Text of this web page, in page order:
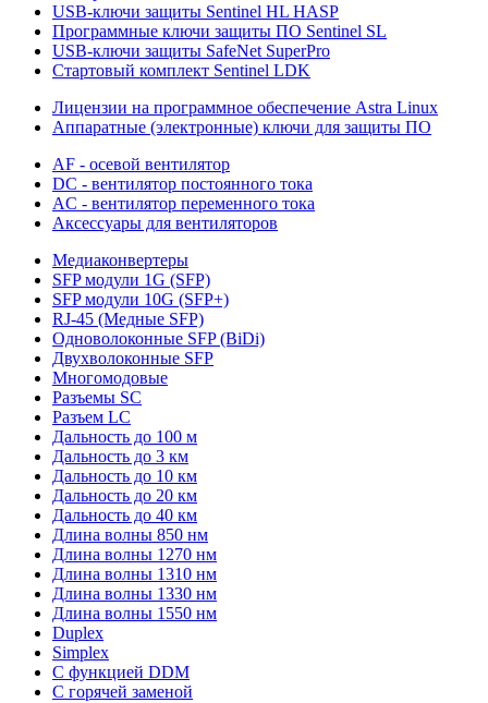
USB-ключи защиты Sentinel HL HASP
Программные ключи защиты ПО Sentinel SL
USB-ключи защиты SafeNet SuperPro
Стартовый комплект Sentinel LDK
Лицензии на программное обеспечение Astra Linux
Аппаратные (электронные) ключи для защиты ПО
AF - осевой вентилятор
DC - вентилятор постоянного тока
AC - вентилятор переменного тока
Аксессуары для вентиляторов
Медиаконвертеры
SFP модули 1G (SFP)
SFP модули 10G (SFP+)
RJ-45 (Медные SFP)
Одноволоконные SFP (BiDi)
Двухволоконные SFP
Многомодовые
Разъемы SC
Разъем LC
Дальность до 100 м
Дальность до 3 км
Дальность до 10 км
Дальность до 20 км
Дальность до 40 км
Длина волны 850 нм
Длина волны 1270 нм
Длина волны 1310 нм
Длина волны 1330 нм
Длина волны 1550 нм
Duplex
Simplex
С функцией DDM
С горячей заменой